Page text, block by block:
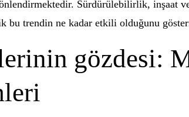
Sürdürülebilirlik, inşaat
bu trendin ne kadar etkili olduğunu
gözdesi: